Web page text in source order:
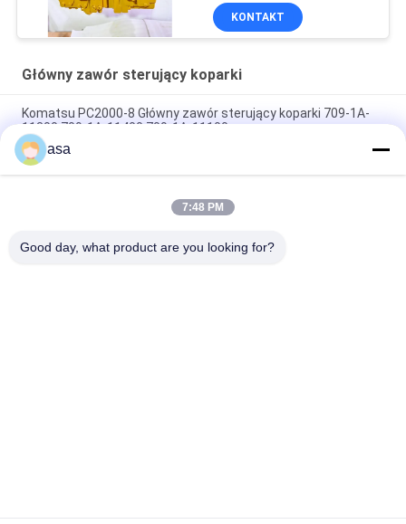
KONTAKT
Główny zawór sterujący koparki
Komatsu PC2000-8 Główny zawór sterujący koparki 709-1A-
11300 709-1A-11400 709-1A-11100
PC160LC-7 PC160-7 Wynęgarka z zawórami sterującymi
Komatsu, 723-57-16100 Główne części wykopalni
VOE14541591 Główny zawór sterujący koparki dla Volvo
asa
7:48 PM
Good day, what product are you looking for?